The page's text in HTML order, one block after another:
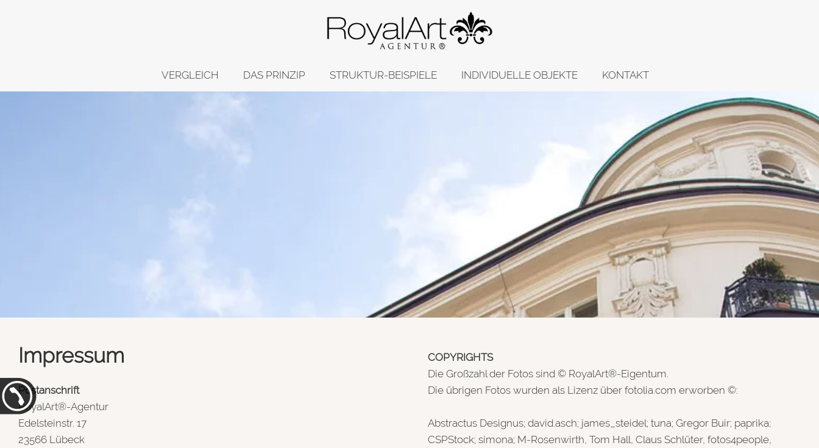
VERGLEICH DAS PRINZIP STRUKTUR-BEISPIELE
Formular-Strukturen
INDIVIDUELLE OBJEKTE
Yachten & Autos
KONTAKT
Impressum
Postanschrift
RoyalArt®-Agentur
Edelsteinstr. 17
23566 Lübeck
COPYRIGHTS
Die Großzahl der Fotos sind © RoyalArt®-Eigentum.
Die übrigen Fotos wurden als Lizenz über fotolia.com erworben ©:
Abstractus Designus; david.asch; james_steidel; tuna; Gregor Buir; paprika;
CSPStock; simona; M-Rosenwirth, Tom Hall, Claus Schlüter, fotos4people,